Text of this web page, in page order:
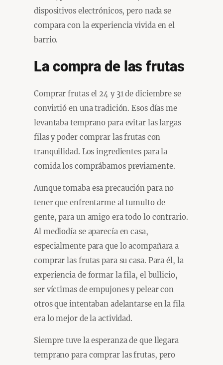
dispositivos electrónicos, pero nada se
compara con la experiencia vivida en el
barrio.
La compra de las frutas
Comprar frutas el 24 y 31 de diciembre se
convirtió en una tradición. Esos días me
levantaba temprano para evitar las largas
filas y poder comprar las frutas con
tranquilidad. Los ingredientes para la
comida los comprábamos previamente.
Aunque tomaba esa precaución para no
tener que enfrentarme al tumulto de
gente, para un amigo era todo lo contrario.
Al mediodía se aparecía en casa,
especialmente para que lo acompañara a
comprar las frutas para su casa. Para él, la
experiencia de formar la fila, el bullicio,
ser víctimas de empujones y pelear con
otros que intentaban adelantarse en la fila
era lo mejor de la actividad.
Siempre tuve la esperanza de que llegara
temprano para comprar las frutas, pero